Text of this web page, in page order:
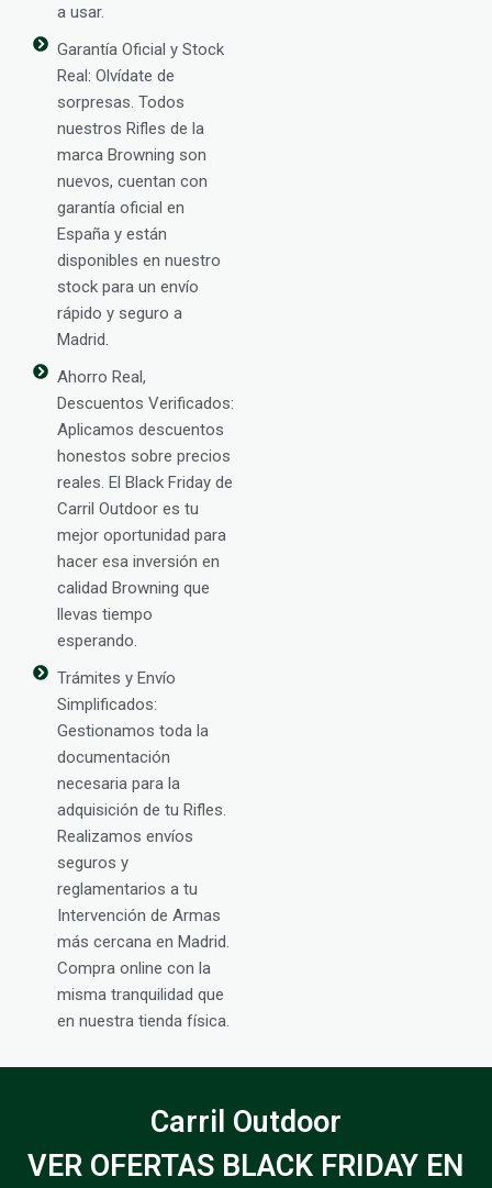
a usar.
Garantía Oficial y Stock
Real: Olvídate de
sorpresas. Todos
nuestros Rifles de la
marca Browning son
nuevos, cuentan con
garantía oficial en
España y están
disponibles en nuestro
stock para un envío
rápido y seguro a
Madrid.
Ahorro Real,
Descuentos Verificados:
Aplicamos descuentos
honestos sobre precios
reales. El Black Friday de
Carril Outdoor es tu
mejor oportunidad para
hacer esa inversión en
calidad Browning que
llevas tiempo
esperando.
Trámites y Envío
Simplificados:
Gestionamos toda la
documentación
necesaria para la
adquisición de tu Rifles.
Realizamos envíos
seguros y
reglamentarios a tu
Intervención de Armas
más cercana en Madrid.
Compra online con la
misma tranquilidad que
en nuestra tienda física.
Carril Outdoor
VER OFERTAS BLACK FRIDAY EN